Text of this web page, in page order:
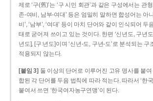
제로 ‘구(舊)’는 ‘구 시민 회관’과 같은 구성에서는 관
존­-여비, 남부-­여대’ 등은 엄밀히 말하면 합성어는 아니
비’, ‘남부’, ‘여대’ 등이 마치 단어와 같이 인식되어 두
태로 굳어져 쓰이고 있는 것이다. 한편 ‘신년도, 구년
년도], [구ː년도]이며 ‘신년­-도, 구년-­도’로 분석되는 구
적용되지 않는다.
[붙임 3] 둘 이상의 단어로 이루어진 고유 명사를 붙
합된 각 단어를 두음 법칙에 따라 적는다. 따라서 ‘한
붙여서 쓰면 ‘한국여자농구연맹’이 된다.